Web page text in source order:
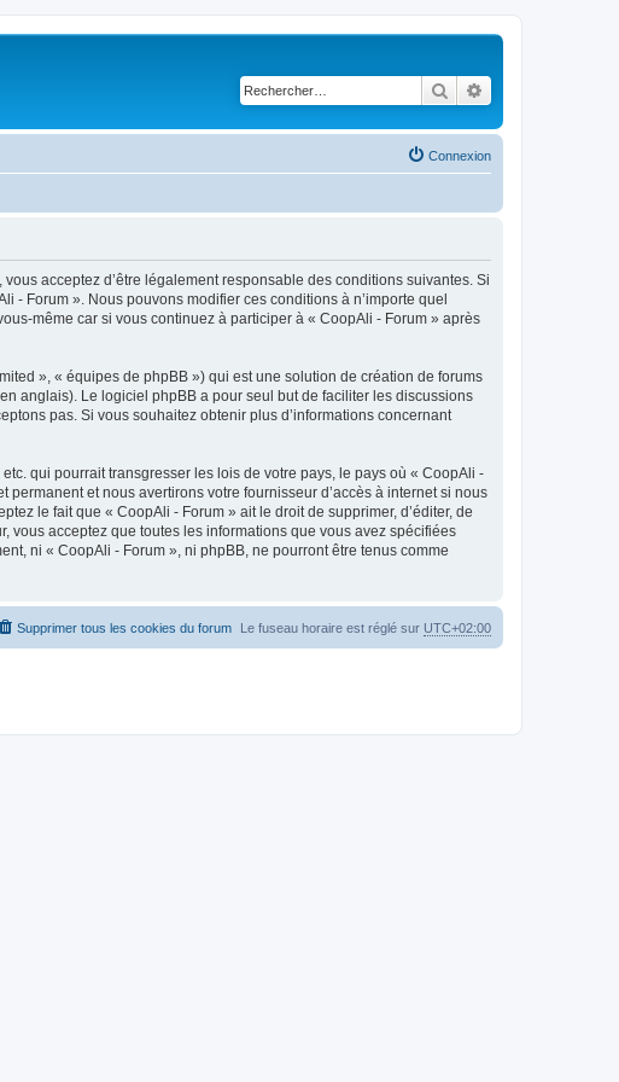
Rechercher
Connexion
acceptez d’être légalement responsable des conditions suivantes. Si
- Forum ». Nous pouvons modifier ces conditions à n’importe quel
même car si vous continuez à participer à « CoopAli - Forum » après
», « équipes de phpBB ») qui est une solution de création de forums
anglais). Le logiciel phpBB a pour seul but de faciliter les discussions
pas. Si vous souhaitez obtenir plus d’informations concernant
qui pourrait transgresser les lois de votre pays, le pays où « CoopAli -
et nous avertirons votre fournisseur d’accès à internet si nous
le fait que « CoopAli - Forum » ait le droit de supprimer, d’éditer, de
vous acceptez que toutes les informations que vous avez spécifiées
ni « CoopAli - Forum », ni phpBB, ne pourront être tenus comme
Le fuseau horaire est réglé sur UTC+02:00
Supprimer tous les cookies du forum